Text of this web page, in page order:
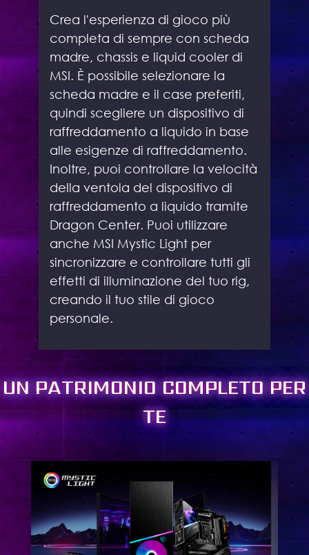
Crea l'esperienza di gioco più
completa di sempre con scheda
madre, chassis e liquid cooler di
MSI. È possibile selezionare la
scheda madre e il case preferiti,
quindi scegliere un dispositivo di
raffreddamento a liquido in base
alle esigenze di raffreddamento.
Inoltre, puoi controllare la velocità
della ventola del dispositivo di
raffreddamento a liquido tramite
Dragon Center. Puoi utilizzare
anche MSI Mystic Light per
sincronizzare e controllare tutti gli
effetti di illuminazione del tuo rig,
creando il tuo stile di gioco
personale.
UN PATRIMONIO COMPLETO PER
TE